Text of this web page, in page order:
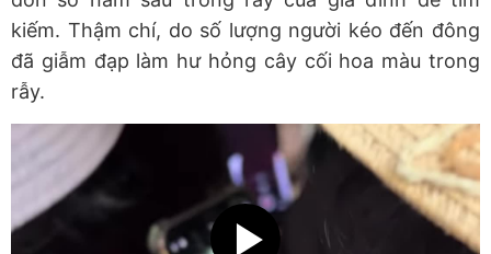
kiếm. Thậm chí, do số lượng người kéo đến đông
đã giẫm đạp làm hư hỏng cây cối hoa màu trong
rẫy.